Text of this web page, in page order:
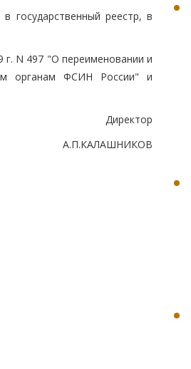
государственный реестр, в
г. N 497 "О переименовании и
органам ФСИН России" и
Директор
А.П.КАЛАШНИКОВ